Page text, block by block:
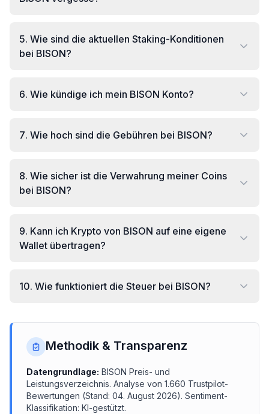
5. Wie sind die aktuellen Staking-Konditionen
bei BISON?
6. Wie kündige ich mein BISON Konto?
7. Wie hoch sind die Gebühren bei BISON?
8. Wie sicher ist die Verwahrung meiner Coins
bei BISON?
9. Kann ich Krypto von BISON auf eine eigene
Wallet übertragen?
10. Wie funktioniert die Steuer bei BISON?
Methodik & Transparenz
Datengrundlage: BISON Preis- und
Leistungsverzeichnis. Analyse von 1.660 Trustpilot-
Bewertungen (Stand: 04. August 2026). Sentiment-
Klassifikation: KI-gestützt.